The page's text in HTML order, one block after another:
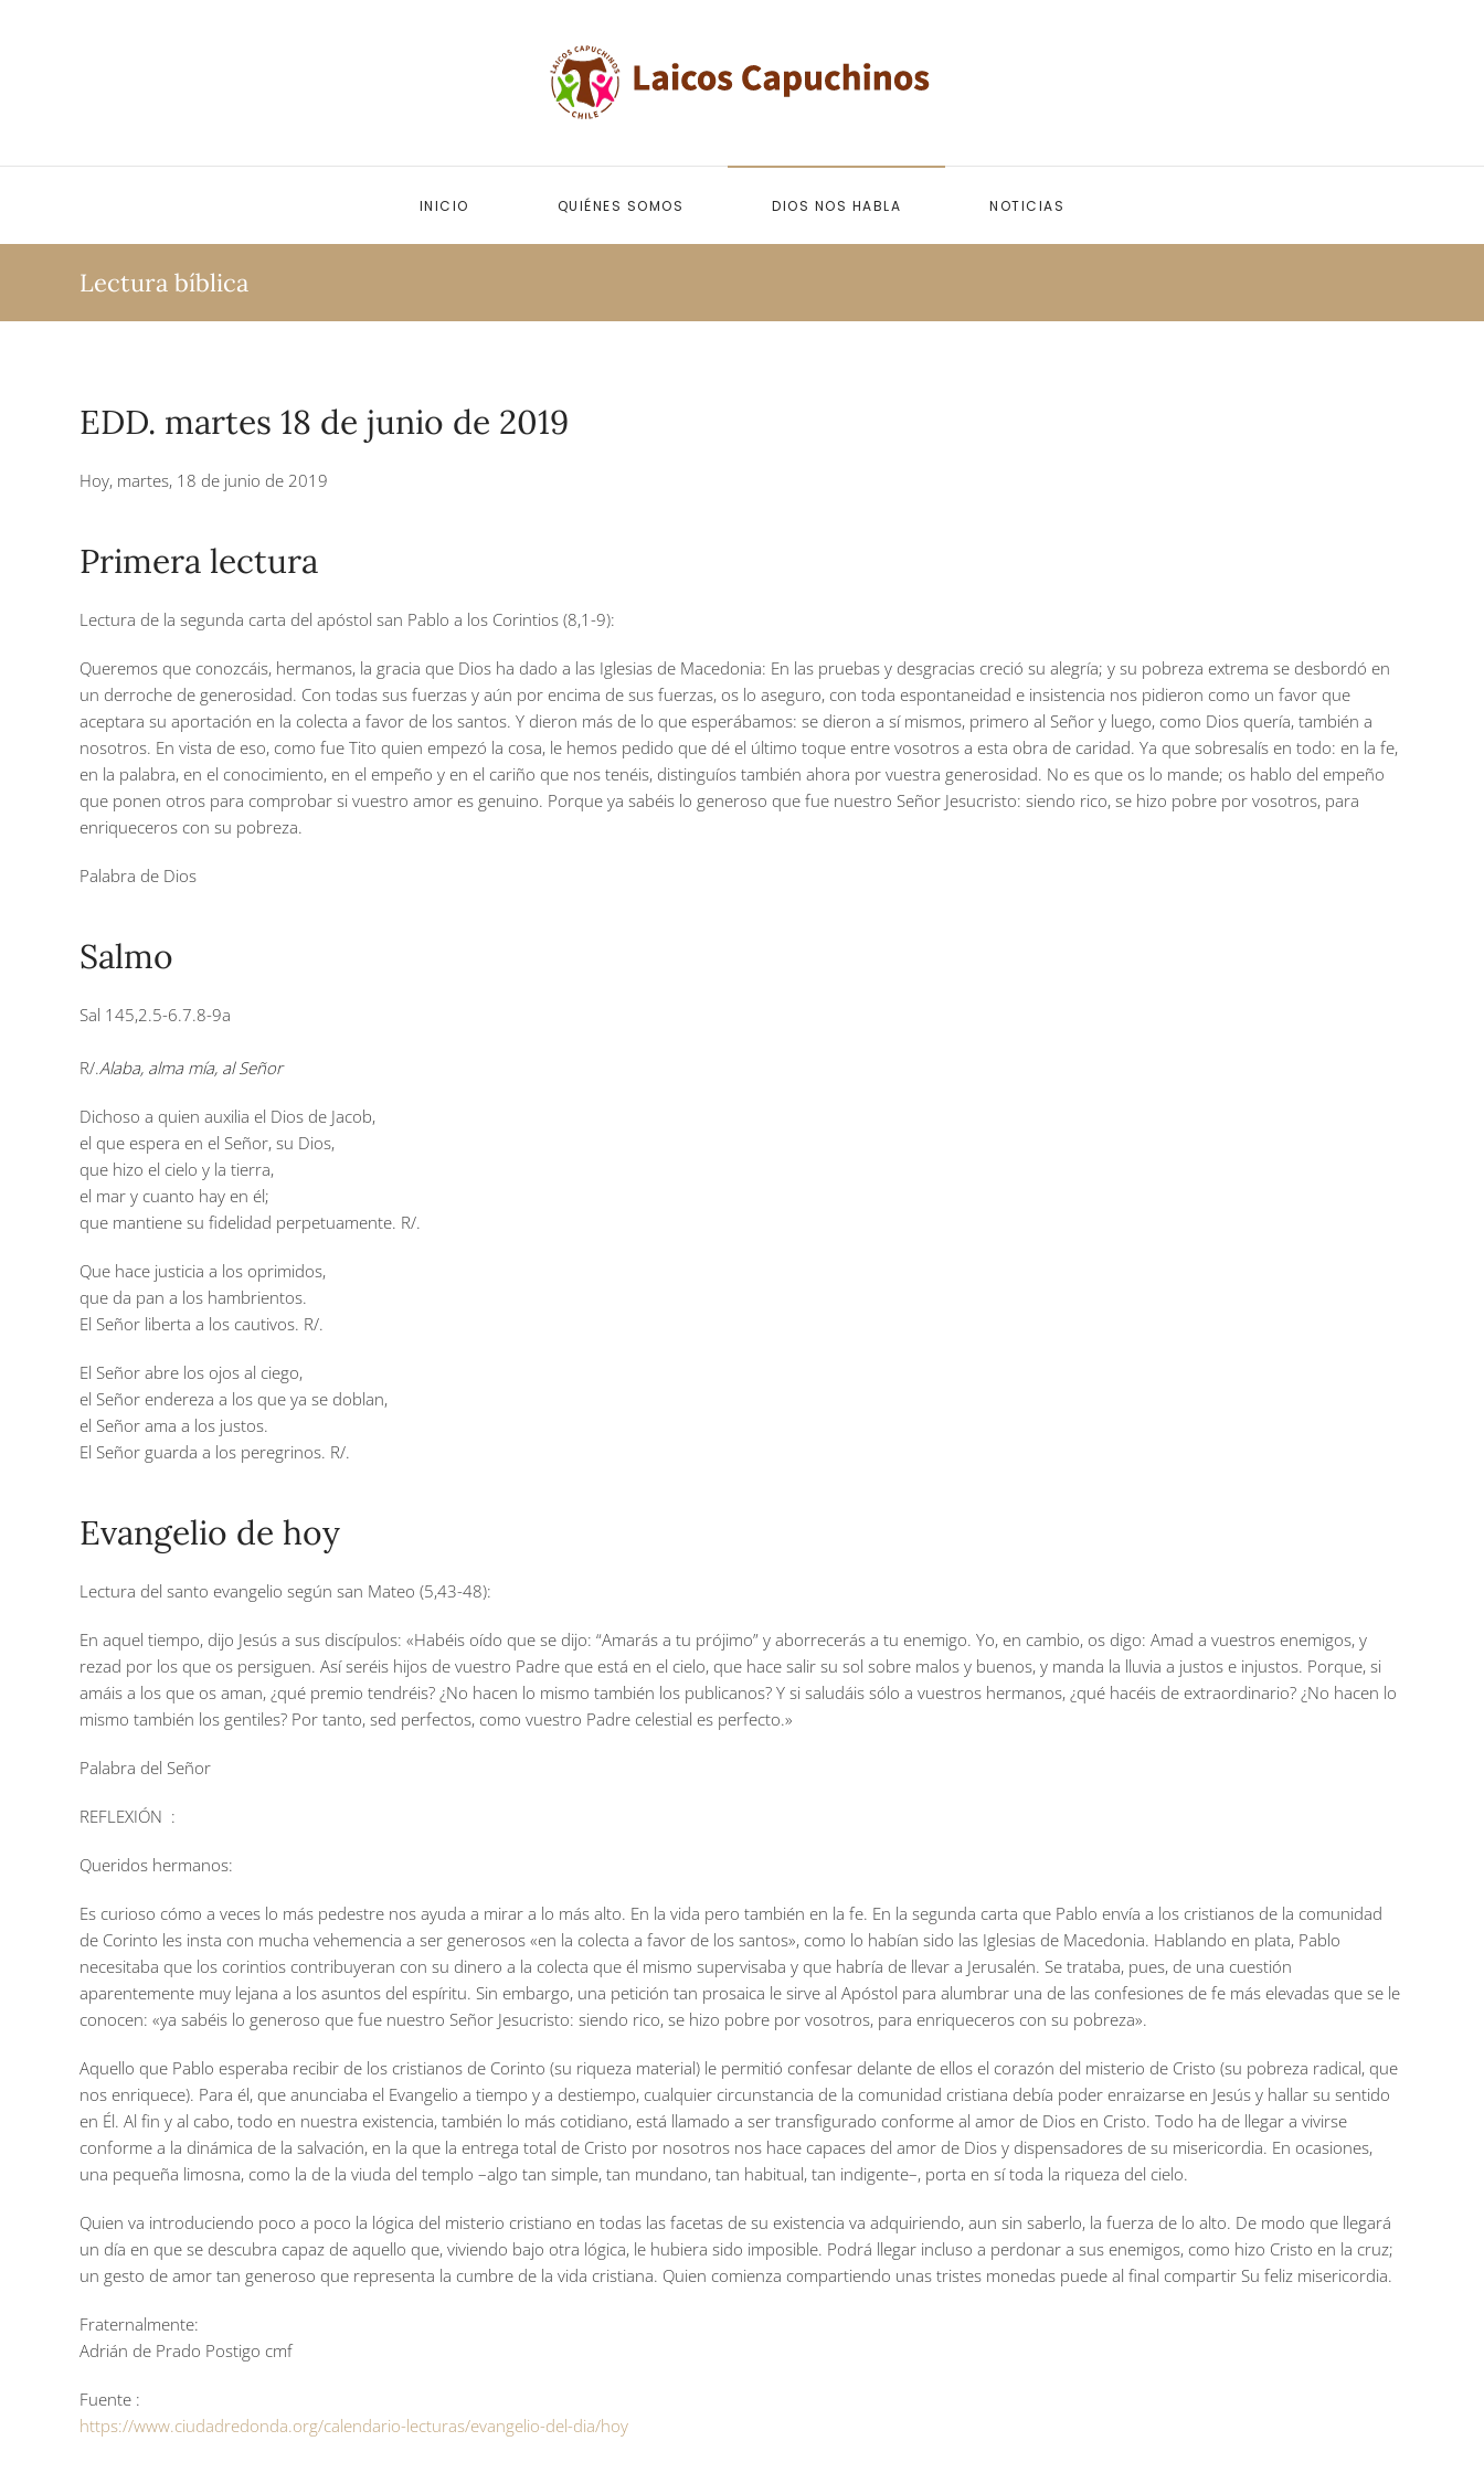
INICIO QUIÉNES SOMOS DIOS NOS HABLA NOTICIAS
Lectura bíblica
EDD. martes 18 de junio de 2019
Hoy, martes, 18 de junio de 2019
Primera lectura
Lectura de la segunda carta del apóstol san Pablo a los Corintios (8,1-9):
Queremos que conozcáis, hermanos, la gracia que Dios ha dado a las Iglesias de Macedonia: En las pruebas y desgracias creció su alegría; y su pobreza extrema se desbordó en
un derroche de generosidad. Con todas sus fuerzas y aún por encima de sus fuerzas, os lo aseguro, con toda espontaneidad e insistencia nos pidieron como un favor que
aceptara su aportación en la colecta a favor de los santos. Y dieron más de lo que esperábamos: se dieron a sí mismos, primero al Señor y luego, como Dios quería, también a
nosotros. En vista de eso, como fue Tito quien empezó la cosa, le hemos pedido que dé el último toque entre vosotros a esta obra de caridad. Ya que sobresalís en todo: en la fe,
en la palabra, en el conocimiento, en el empeño y en el cariño que nos tenéis, distinguíos también ahora por vuestra generosidad. No es que os lo mande; os hablo del empeño
que ponen otros para comprobar si vuestro amor es genuino. Porque ya sabéis lo generoso que fue nuestro Señor Jesucristo: siendo rico, se hizo pobre por vosotros, para
enriqueceros con su pobreza.
Palabra de Dios
Salmo
Sal 145,2.5-6.7.8-9a
R/.Alaba, alma mía, al Señor
Dichoso a quien auxilia el Dios de Jacob,
el que espera en el Señor, su Dios,
que hizo el cielo y la tierra,
el mar y cuanto hay en él;
que mantiene su fidelidad perpetuamente. R/.
Que hace justicia a los oprimidos,
que da pan a los hambrientos.
El Señor liberta a los cautivos. R/.
El Señor abre los ojos al ciego,
el Señor endereza a los que ya se doblan,
el Señor ama a los justos.
El Señor guarda a los peregrinos. R/.
Evangelio de hoy
Lectura del santo evangelio según san Mateo (5,43-48):
En aquel tiempo, dijo Jesús a sus discípulos: «Habéis oído que se dijo: “Amarás a tu prójimo” y aborrecerás a tu enemigo. Yo, en cambio, os digo: Amad a vuestros enemigos, y
rezad por los que os persiguen. Así seréis hijos de vuestro Padre que está en el cielo, que hace salir su sol sobre malos y buenos, y manda la lluvia a justos e injustos. Porque, si
amáis a los que os aman, ¿qué premio tendréis? ¿No hacen lo mismo también los publicanos? Y si saludáis sólo a vuestros hermanos, ¿qué hacéis de extraordinario? ¿No hacen lo
mismo también los gentiles? Por tanto, sed perfectos, como vuestro Padre celestial es perfecto.»
Palabra del Señor
REFLEXIÓN :
Queridos hermanos:
Es curioso cómo a veces lo más pedestre nos ayuda a mirar a lo más alto. En la vida pero también en la fe. En la segunda carta que Pablo envía a los cristianos de la comunidad
de Corinto les insta con mucha vehemencia a ser generosos «en la colecta a favor de los santos», como lo habían sido las Iglesias de Macedonia. Hablando en plata, Pablo
necesitaba que los corintios contribuyeran con su dinero a la colecta que él mismo supervisaba y que habría de llevar a Jerusalén. Se trataba, pues, de una cuestión
aparentemente muy lejana a los asuntos del espíritu. Sin embargo, una petición tan prosaica le sirve al Apóstol para alumbrar una de las confesiones de fe más elevadas que se le
conocen: «ya sabéis lo generoso que fue nuestro Señor Jesucristo: siendo rico, se hizo pobre por vosotros, para enriqueceros con su pobreza».
Aquello que Pablo esperaba recibir de los cristianos de Corinto (su riqueza material) le permitió confesar delante de ellos el corazón del misterio de Cristo (su pobreza radical, que
nos enriquece). Para él, que anunciaba el Evangelio a tiempo y a destiempo, cualquier circunstancia de la comunidad cristiana debía poder enraizarse en Jesús y hallar su sentido
en Él. Al fin y al cabo, todo en nuestra existencia, también lo más cotidiano, está llamado a ser transfigurado conforme al amor de Dios en Cristo. Todo ha de llegar a vivirse
conforme a la dinámica de la salvación, en la que la entrega total de Cristo por nosotros nos hace capaces del amor de Dios y dispensadores de su misericordia. En ocasiones,
una pequeña limosna, como la de la viuda del templo –algo tan simple, tan mundano, tan habitual, tan indigente–, porta en sí toda la riqueza del cielo.
Quien va introduciendo poco a poco la lógica del misterio cristiano en todas las facetas de su existencia va adquiriendo, aun sin saberlo, la fuerza de lo alto. De modo que llegará
un día en que se descubra capaz de aquello que, viviendo bajo otra lógica, le hubiera sido imposible. Podrá llegar incluso a perdonar a sus enemigos, como hizo Cristo en la cruz;
un gesto de amor tan generoso que representa la cumbre de la vida cristiana. Quien comienza compartiendo unas tristes monedas puede al final compartir Su feliz misericordia.
Fraternalmente:
Adrián de Prado Postigo cmf
Fuente :
https://www.ciudadredonda.org/calendario-lecturas/evangelio-del-dia/hoy